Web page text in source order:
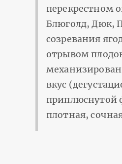
перекрестном
Блюголд, Дюк,
созревания
отрывом
вкус
приплюснутой
плотная,